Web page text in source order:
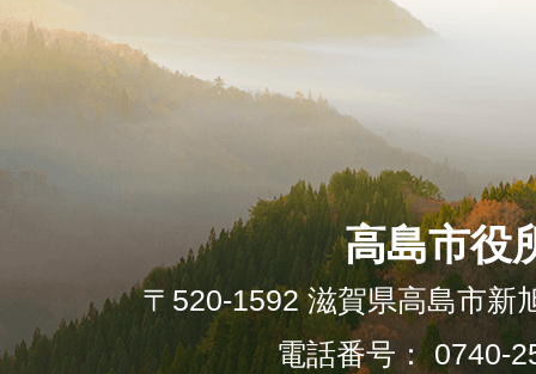
高島市役
〒520-1592 滋賀県高島市新
電話番号： 0740-